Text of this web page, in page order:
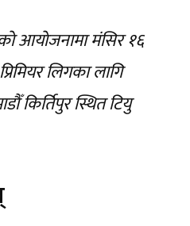
आयाेजनामा मंसिर १६
लिगका लागि
किर्तिपुर स्थित टियु